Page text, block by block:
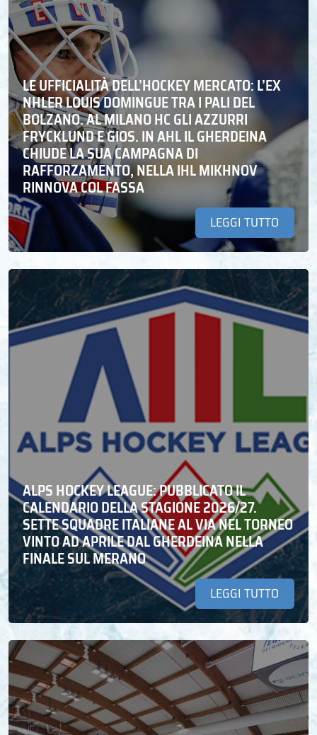
LE UFFICIALITÀ DELL’HOCKEY MERCATO: L’EX
NHLER LOUIS DOMINGUE TRA I PALI DEL
BOLZANO. AL MILANO HC GLI AZZURRI
FRYCKLUND E GIOS. IN AHL IL GHERDEINA
CHIUDE LA SUA CAMPAGNA DI
RAFFORZAMENTO, NELLA IHL MIKHNOV
RINNOVA COL FASSA
LEGGI TUTTO
ALPS HOCKEY LEAGUE: PUBBLICATO IL
CALENDARIO DELLA STAGIONE 2026/27.
SETTE SQUADRE ITALIANE AL VIA NEL TORNEO
VINTO AD APRILE DAL GHERDEINA NELLA
FINALE SUL MERANO
LEGGI TUTTO